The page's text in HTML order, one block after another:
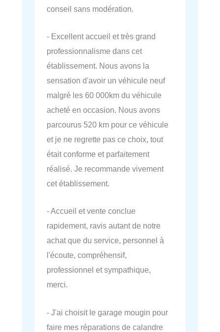
conseil sans modération.
- Excellent accueil et très grand
professionnalisme dans cet
établissement. Nous avons la
sensation d'avoir un véhicule neuf
malgré les 60 000km du véhicule
acheté en occasion. Nous avons
parcourus 520 km pour ce véhicule
et je ne regrette pas ce choix, tout
était conforme et parfaitement
réalisé. Je recommande vivement
cet établissement.
- Accueil et vente conclue
rapidement, ravis autant de notre
achat que du service, personnel à
l'écoute, compréhensif,
professionnel et sympathique,
merci.
- J'ai choisit le garage mougin pour
faire mes réparations de calandre